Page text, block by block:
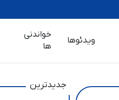
ویدئوها
خواندنی
ها
جدیدترین